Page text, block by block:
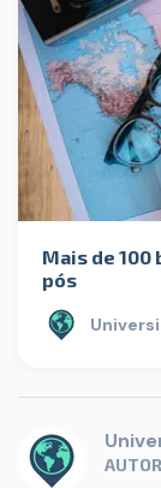
Mais de 100
pós
AUTOR